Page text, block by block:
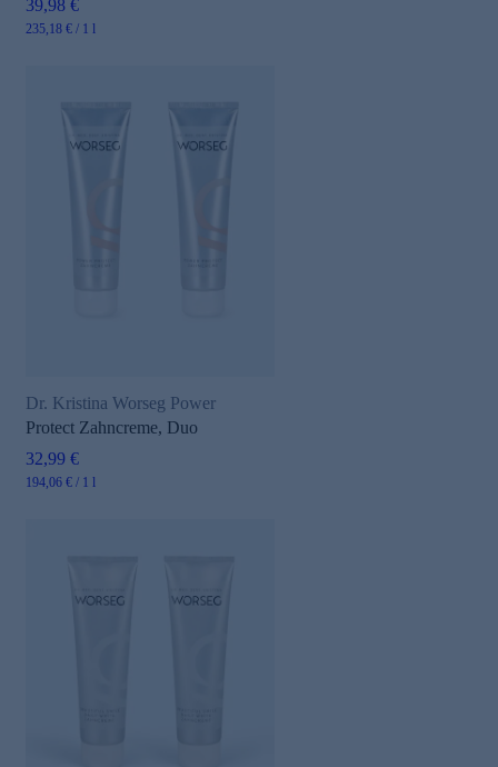
39,98 €
235,18 € / 1 l
Dr. Kristina Worseg Power
Protect Zahncreme, Duo
32,99 €
194,06 € / 1 l